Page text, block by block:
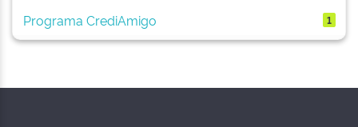
Programa CrediAmigo 1